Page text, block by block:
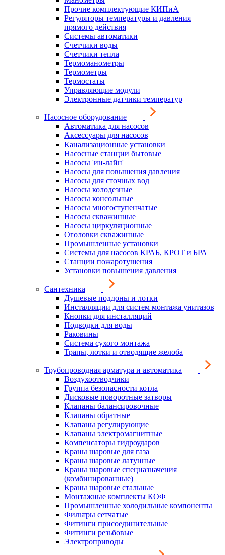
Прочие комплектующие КИПиА
Регуляторы температуры и давления
прямого действия
Системы автоматики
Счетчики воды
Счетчики тепла
Термоманометры
Термометры
Термостаты
Управляющие модули
Электронные датчики температур
Насосное оборудование
Автоматика для насосов
Аксессуары для насосов
Канализационные установки
Насосные станции бытовые
Насосы 'ин-лайн'
Насосы для повышения давления
Насосы для сточных вод
Насосы колодезные
Насосы консольные
Насосы многоступенчатые
Насосы скважинные
Насосы циркуляционные
Оголовки скважинные
Промышленные установки
Системы для насосов КРАБ, КРОТ и БРА
Станции пожаротушения
Установки повышения давления
Сантехника
Душевые поддоны и лотки
Инсталляции для систем монтажа унитазов
Кнопки для инсталляций
Подводки для воды
Раковины
Система сухого монтажа
Трапы, лотки и отводящие желоба
Трубопроводная арматура и автоматика
Воздухоотводчики
Группа безопасности котла
Дисковые поворотные затворы
Клапаны балансировочные
Клапаны обратные
Клапаны регулирующие
Клапаны электромагнитные
Компенсаторы гидроударов
Краны шаровые для газа
Краны шаровые латунные
Краны шаровые спецназначения
(комбинированные)
Краны шаровые стальные
Монтажные комплекты КОФ
Промышленные холодильные компоненты
Фильтры сетчатые
Фитинги присоединительные
Фитинги резьбовые
Электроприводы